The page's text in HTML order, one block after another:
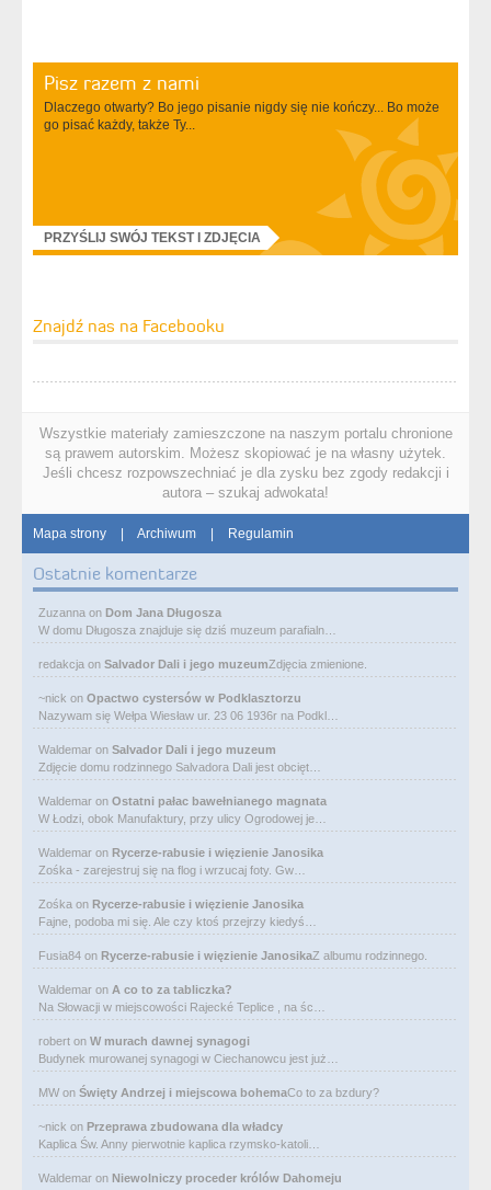
Pisz razem z nami
Dlaczego otwarty? Bo jego pisanie nigdy się nie kończy... Bo może
go pisać każdy, także Ty...
PRZYŚLIJ SWÓJ TEKST I ZDJĘCIA
Znajdź nas na Facebooku
Wszystkie materiały zamieszczone na naszym portalu chronione
są prawem autorskim. Możesz skopiować je na własny użytek.
Jeśli chcesz rozpowszechniać je dla zysku bez zgody redakcji i
autora – szukaj adwokata!
Mapa strony | Archiwum | Regulamin
Ostatnie komentarze
Zuzanna on Dom Jana Długosza
W domu Długosza znajduje się dziś muzeum parafialn…
redakcja on Salvador Dali i jego muzeumZdjęcia zmienione.
~nick on Opactwo cystersów w Podklasztorzu
Nazywam się Wełpa Wiesław ur. 23 06 1936r na Podkl…
Waldemar on Salvador Dali i jego muzeum
Zdjęcie domu rodzinnego Salvadora Dali jest obcięt…
Waldemar on Ostatni pałac bawełnianego magnata
W Łodzi, obok Manufaktury, przy ulicy Ogrodowej je…
Waldemar on Rycerze-rabusie i więzienie Janosika
Zośka - zarejestruj się na flog i wrzucaj foty. Gw…
Zośka on Rycerze-rabusie i więzienie Janosika
Fajne, podoba mi się. Ale czy ktoś przejrzy kiedyś…
Fusia84 on Rycerze-rabusie i więzienie JanosikaZ albumu rodzinnego.
Waldemar on A co to za tabliczka?
Na Słowacji w miejscowości Rajecké Teplice , na śc…
robert on W murach dawnej synagogi
Budynek murowanej synagogi w Ciechanowcu jest już…
MW on Święty Andrzej i miejscowa bohemaCo to za bzdury?
~nick on Przeprawa zbudowana dla władcy
Kaplica Św. Anny pierwotnie kaplica rzymsko-katoli…
Waldemar on Niewolniczy proceder królów Dahomeju